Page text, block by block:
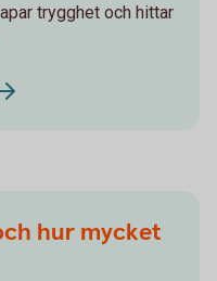
trygghet och hittar
hur mycket